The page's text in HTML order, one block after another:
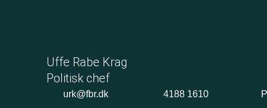
Uffe Rabe Krag
Politisk chef
urk@fbr.dk 4188 1610